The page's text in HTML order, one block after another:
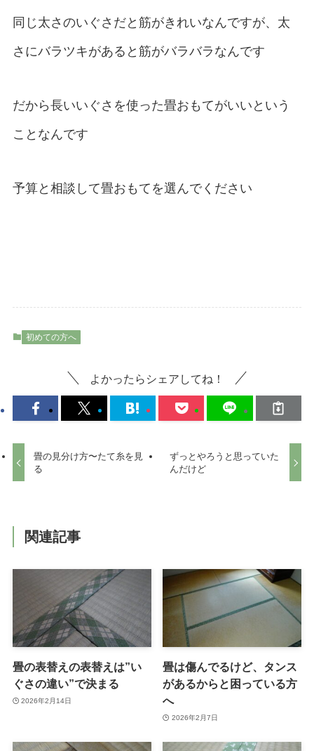
同じ太さのいぐさだと筋がきれいなんですが、太
さにバラツキがあると筋がバラバラなんです
だから長いいぐさを使った畳おもてがいいという
ことなんです
予算と相談して畳おもてを選んでください
初めての方へ
よかったらシェアしてね！
畳の見分け方〜たて糸を見
る
ずっとやろうと思っていた
んだけど
関連記事
畳の表替えの表替えは”い
ぐさの違い”で決まる
2026年2月14日
畳は傷んでるけど、タンス
があるからと困っている方
へ
2026年2月7日